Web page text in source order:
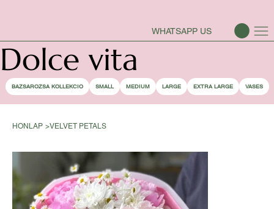
WHATSAPP US
Dolce vita
BAZSAROZSA KOLLEKCIO SMALL MEDIUM LARGE EXTRA LARGE VASES
HONLAP >VELVET PETALS